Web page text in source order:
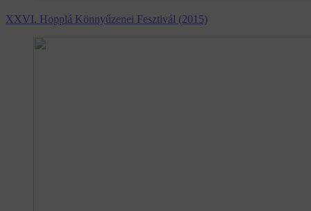
XXVI. Hopplá Könnyűzenei Fesztivál (2015)